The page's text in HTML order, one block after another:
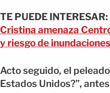
TE PUEDE INTERESAR:
Cristina amenaza
y riesgo de
Acto seguido, el
Estados Unidos?”,